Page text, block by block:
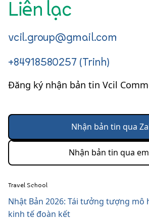
Liên lạc
vcil.group@gmail.com
+84918580257 (Trinh)
Đăng ký nhận bản tin Vcil
Nhận bản tin qua
Nhận bản tin qua
Travel School
Nhật Bản 2026: Tái tưởng tượng
kinh tế đoàn kết